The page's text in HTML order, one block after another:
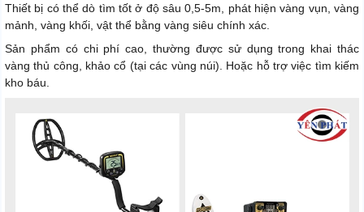
Thiết bị có thể dò tìm tốt ở độ sâu 0,5-5m, phát hiện vàng vụn, vàng
mảnh, vàng khối, vật thể bằng vàng siêu chính xác.
Sản phẩm có chi phí cao, thường được sử dụng trong khai thác
vàng thủ công, khảo cổ (tại các vùng núi). Hoặc hỗ trợ việc tìm kiếm
kho báu.